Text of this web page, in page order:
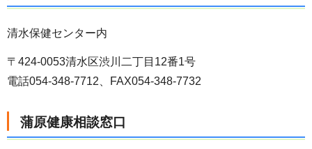
清水保健センター内
〒424-0053清水区渋川二丁目12番1号
電話054-348-7712、FAX054-348-7732
蒲原健康相談窓口